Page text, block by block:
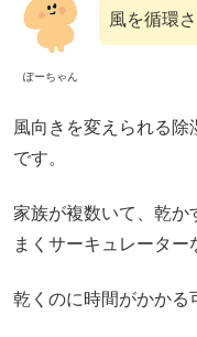
ぽーちゃん
風を循環
風向きを変えられる
です。
家族が複数いて、乾か
まくサーキュレーター
乾くのに時間がかかる